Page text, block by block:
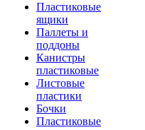
Пластиковые
ящики
Паллеты и
поддоны
Канистры
пластиковые
Листовые
пластики
Бочки
Пластиковые